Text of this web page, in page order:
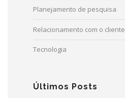
Planejamento de pesquisa
Relacionamento com o cliente
Tecnologia
Últimos Posts